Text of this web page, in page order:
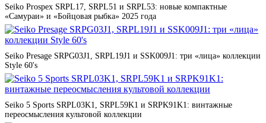
Seiko Prospex SRPL17, SRPL51 и SRPL53: новые компактные
«Самураи» и «Бойцовая рыбка» 2025 года
Seiko Presage SRPG03J1, SRPL19J1 и SSK009J1: три «лица» коллекции
Style 60's
Seiko 5 Sports SRPL03K1, SRPL59K1 и SRPK91K1: винтажные
переосмысления культовой коллекции